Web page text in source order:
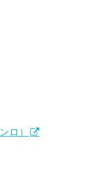
ロ）